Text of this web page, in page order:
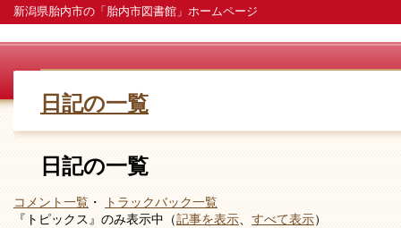
新潟県胎内市の「胎内市図書館」ホームページ
日記の一覧
日記の一覧
コメント一覧 ・
トラックバック一覧
『トピックス』のみ表示中（記事を表示 すべて表示）